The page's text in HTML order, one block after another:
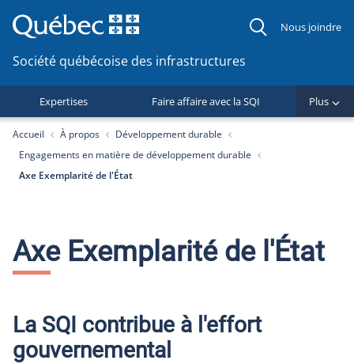
Société québécoise des infrastructures
Nous joindre
Expertises Faire affaire avec la SQI Plus
You are here:
Accueil À propos
Développement durable
Engagements en matière de développement durable
Axe Exemplarité de l'État
Axe Exemplarité de l'État
La SQI contribue à l'effort
gouvernemental